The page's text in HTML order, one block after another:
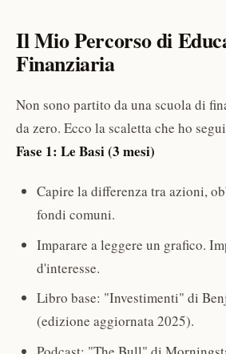
Il Mio Percorso di
Finanziaria
Non sono partito da una scuola di
da zero. Ecco la scaletta che ho
Fase 1: Le Basi (3 mesi)
Capire la differenza tra azioni,
fondi comuni.
Imparare a leggere un grafico.
d'interesse.
Libro base: "Investimenti" di
(edizione aggiornata 2025).